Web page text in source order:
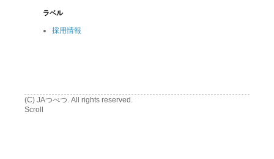
ラベル
採用情報
(C) JAつべつ. All rights reserved.
Scroll